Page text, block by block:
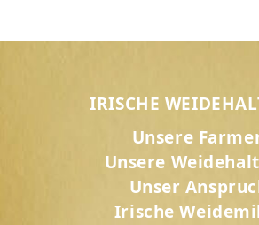
IRISCHE
Unsere
Unsere
Unser
Irische